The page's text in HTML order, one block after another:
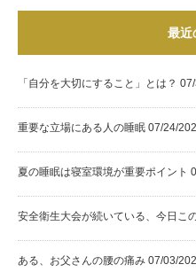
最近
「自分を大切にすること」とは？
重要な立場にある人の睡眠 07/24/
夏の睡眠は寝室環境が重要ポイント
安全衛生大会が続いている、今日こ
ある、お父さんの腰の痛み 07/03/